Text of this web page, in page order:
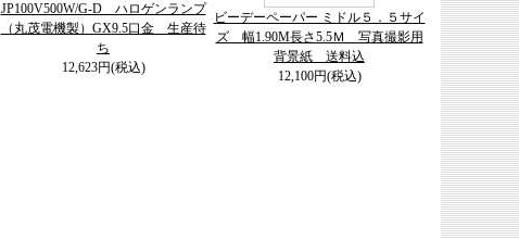
JP100V500W/G-D ハロゲンランプ
（丸茂電機製）GX9.5口金 生産待
ち
12,623円(税込)
ビーデーペーパー ミドル５．５サイ
ズ 幅1.90M長さ5.5Ｍ 写真撮影用
背景紙 送料込
12,100円(税込)